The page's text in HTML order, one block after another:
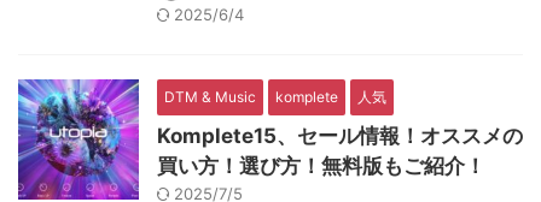
2025/6/4
DTM & Music komplete 人気
Komplete15、セール情報！オススメの
買い方！選び方！無料版もご紹介！
2025/7/5